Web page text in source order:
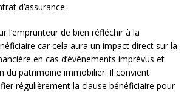
d’assurance.
l’emprunteur de bien réfléchir à la
car cela aura un impact direct sur la
en cas d’événements imprévus et
du patrimoine immobilier. Il convient
régulièrement la clause bénéficiaire pour